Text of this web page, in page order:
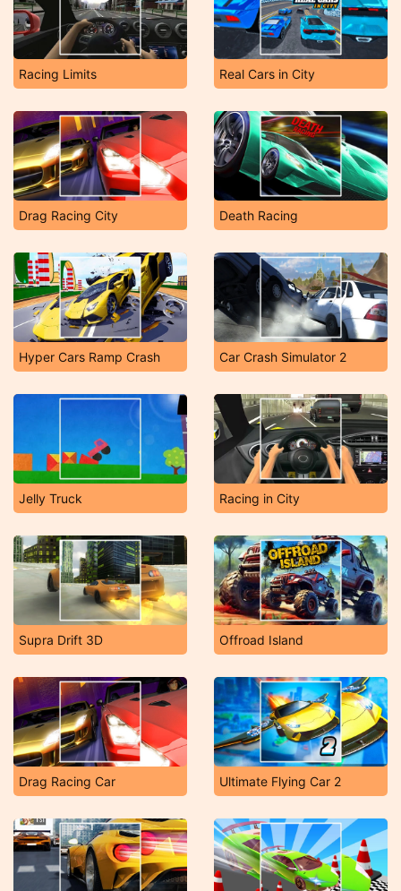
Racing Limits Real Cars in City
Drag Racing City Death Racing
Hyper Cars Ramp Crash Car Crash Simulator 2
Jelly Truck Racing in City
Supra Drift 3D Offroad Island
Drag Racing Car Ultimate Flying Car 2